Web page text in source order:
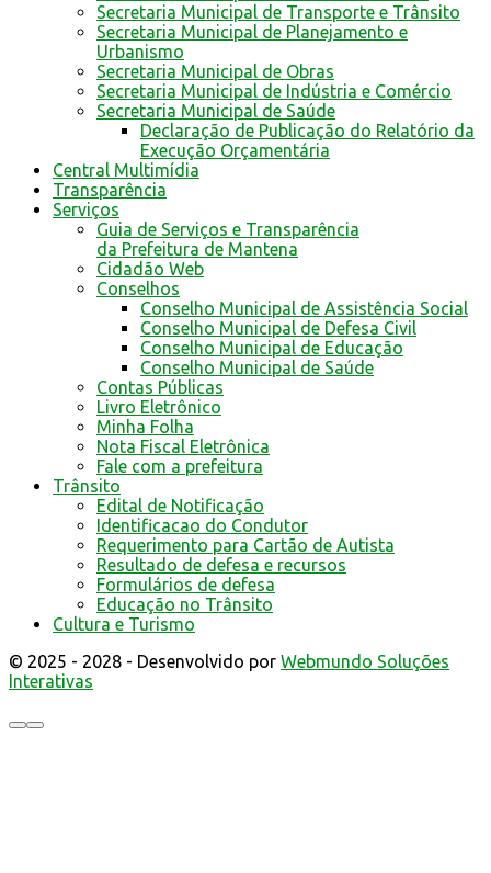
Secretaria Municipal de Transporte e Trânsito
Secretaria Municipal de Planejamento e
Urbanismo
Secretaria Municipal de Obras
Secretaria Municipal de Indústria e Comércio
Secretaria Municipal de Saúde
Declaração de Publicação do Relatório da
Execução Orçamentária
Central Multimídia
Transparência
Serviços
Guia de Serviços e Transparência
da Prefeitura de Mantena
Cidadão Web
Conselhos
Conselho Municipal de Assistência Social
Conselho Municipal de Defesa Civil
Conselho Municipal de Educação
Conselho Municipal de Saúde
Contas Públicas
Livro Eletrônico
Minha Folha
Nota Fiscal Eletrônica
Fale com a prefeitura
Trânsito
Edital de Notificação
Identificacao do Condutor
Requerimento para Cartão de Autista
Resultado de defesa e recursos
Formulários de defesa
Educação no Trânsito
Cultura e Turismo
© 2025 - 2028 - Desenvolvido por Webmundo Soluções
Interativas